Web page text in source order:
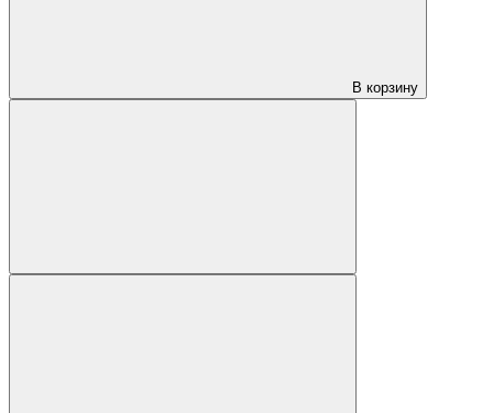
В корзину